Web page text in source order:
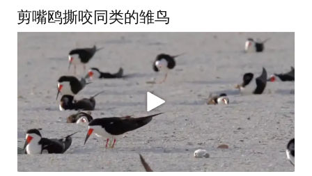
剪嘴鸥撕咬同类的雏鸟